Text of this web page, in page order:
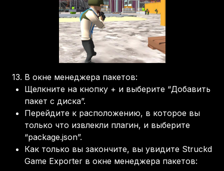
13. В окне менеджера пакетов:
Щелкните на кнопку + и выберите “Добавить
пакет с диска”.
Перейдите к расположению, в которое вы
только что извлекли плагин, и выберите
“package.json”.
Как только вы закончите, вы увидите Struckd
Game Exporter в окне менеджера пакетов: